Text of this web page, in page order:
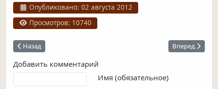
Информация о материале
Опубликовано: 02 августа 2012
Просмотров: 10740
Предыдущий: Оккупация Курска
Назад Следующий:
Вперед
Добавить комментарий
Имя (обязательное)